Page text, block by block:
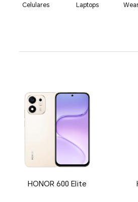
Celulares Laptops
HONOR 600 Elite